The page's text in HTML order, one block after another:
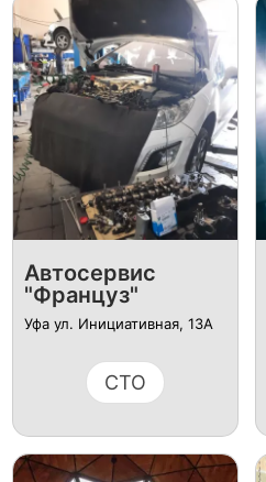
Автосервис
"Француз"
Уфа ул. Инициативная, 13А
СТО